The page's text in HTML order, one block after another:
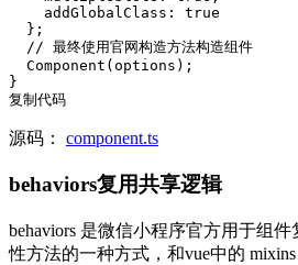
    addGlobalClass: true
  };
  // 最终使用官网构造方法构造组件
  Component(options);
}
复制代码
源码： component.ts
behaviors复用共享逻辑
behaviors 是微信小程序官方用于组件
性方法的一种方式，和vue中的